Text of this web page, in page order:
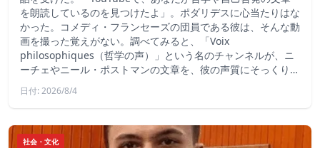
を朗読しているのを見つけたよ」。ポダリデスに心当たりはな
かった。コメディ・フランセーズの団員である彼は、そんな動
画を撮った覚えがない。調べてみると、「Voix
philosophiques（哲学の声）」という名のチャンネルが、ニ
ーチェやニール・ポストマンの文章を、彼の声質にそっくり…
日付: 2026/8/4
社会・文化